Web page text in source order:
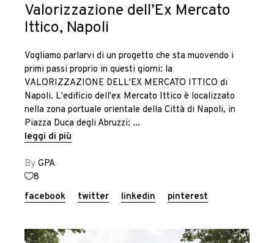
Valorizzazione dell’Ex Mercato
Ittico, Napoli
Vogliamo parlarvi di un progetto che sta muovendo i
primi passi proprio in questi giorni: la
VALORIZZAZIONE DELL'EX MERCATO ITTICO di
Napoli. L'edificio dell'ex Mercato Ittico è localizzato
nella zona portuale orientale della Città di Napoli, in
Piazza Duca degli Abruzzi:
leggi di più
By GPA
8
facebook
twitter linkedin pinterest